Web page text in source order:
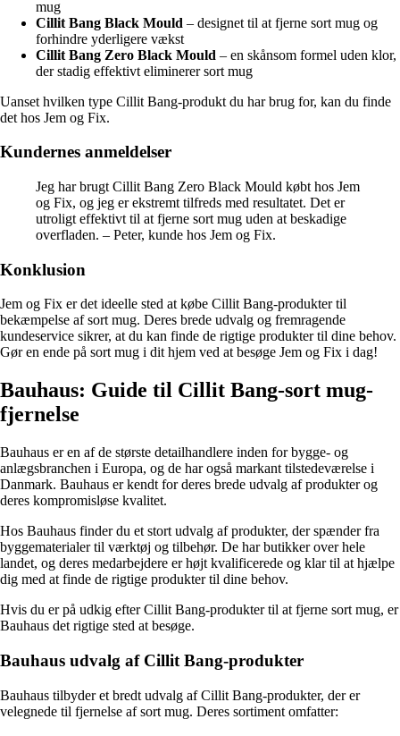
mug
Cillit Bang Black Mould – designet til at fjerne sort mug og
forhindre yderligere vækst
Cillit Bang Zero Black Mould – en skånsom formel uden klor,
der stadig effektivt eliminerer sort mug
Uanset hvilken type Cillit Bang-produkt du har brug for, kan du finde
det hos Jem og Fix.
Kundernes anmeldelser
Jeg har brugt Cillit Bang Zero Black Mould købt hos Jem
og Fix, og jeg er ekstremt tilfreds med resultatet. Det er
utroligt effektivt til at fjerne sort mug uden at beskadige
overfladen. – Peter, kunde hos Jem og Fix.
Konklusion
Jem og Fix er det ideelle sted at købe Cillit Bang-produkter til
bekæmpelse af sort mug. Deres brede udvalg og fremragende
kundeservice sikrer, at du kan finde de rigtige produkter til dine behov.
Gør en ende på sort mug i dit hjem ved at besøge Jem og Fix i dag!
Bauhaus: Guide til Cillit Bang-sort mug-
fjernelse
Bauhaus er en af de største detailhandlere inden for bygge- og
anlægsbranchen i Europa, og de har også markant tilstedeværelse i
Danmark. Bauhaus er kendt for deres brede udvalg af produkter og
deres kompromisløse kvalitet.
Hos Bauhaus finder du et stort udvalg af produkter, der spænder fra
byggematerialer til værktøj og tilbehør. De har butikker over hele
landet, og deres medarbejdere er højt kvalificerede og klar til at hjælpe
dig med at finde de rigtige produkter til dine behov.
Hvis du er på udkig efter Cillit Bang-produkter til at fjerne sort mug, er
Bauhaus det rigtige sted at besøge.
Bauhaus udvalg af Cillit Bang-produkter
Bauhaus tilbyder et bredt udvalg af Cillit Bang-produkter, der er
velegnede til fjernelse af sort mug. Deres sortiment omfatter: